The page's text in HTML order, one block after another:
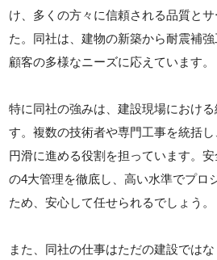
け、多くの方々に信頼される品質と
た。同社は、建物の新築から耐震補強
顧客の多様なニーズに応えています。
特に同社の強みは、建設現場におけ
す。複数の技術者や専門工事を統括
円滑に進める役割を担っています。
の4大管理を徹底し、高い水準でプロ
ため、安心して任せられるでしょう。
また、同社の仕事はただの建設では